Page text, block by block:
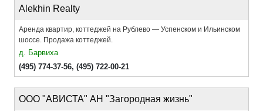
Alekhin Realty
Аренда квартир, коттеджей на Рублево — Успенском и Ильинском
шоссе. Продажа коттеджей.
д. Барвиха
(495) 774-37-56, (495) 722-00-21
ООО "АВИСТА" АН "Загородная жизнь"